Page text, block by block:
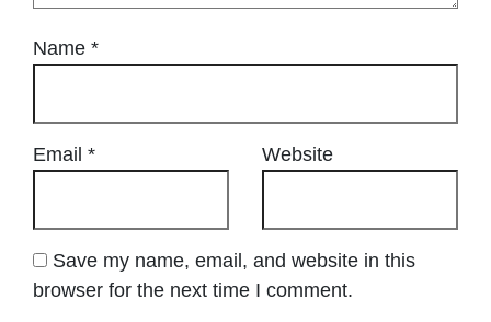
Name *
Email * Website
Save my name, email, and website in this
browser for the next time I comment.